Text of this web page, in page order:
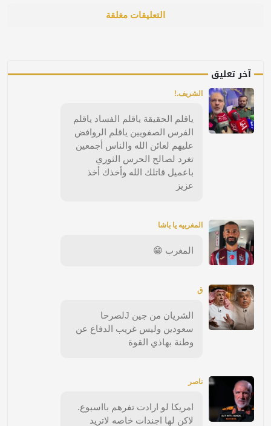
التعليقات مغلقة
آخر تعليق
الشريف.!
ياقلم الحقيقة ياقلم الفساد ياقلم
الفرس الصفويين ياقلم الروافض
عليهم لعائن الله والناس أجمعين
تغرد لصالح الحرس الثوري
باعميل قاتلك الله وأخذك أخذ
عزيز
المغربيه يا باشا
المغرب 😁
ق
الشريان من جين Jلصرحا
سعودين وليس غريب الدفاع عن
وطنة بهاذي القوة
ناصر
امريكا لو ارادت تفرهم بااسبوع.
لاكن لها اجندات خاصه لاتريد